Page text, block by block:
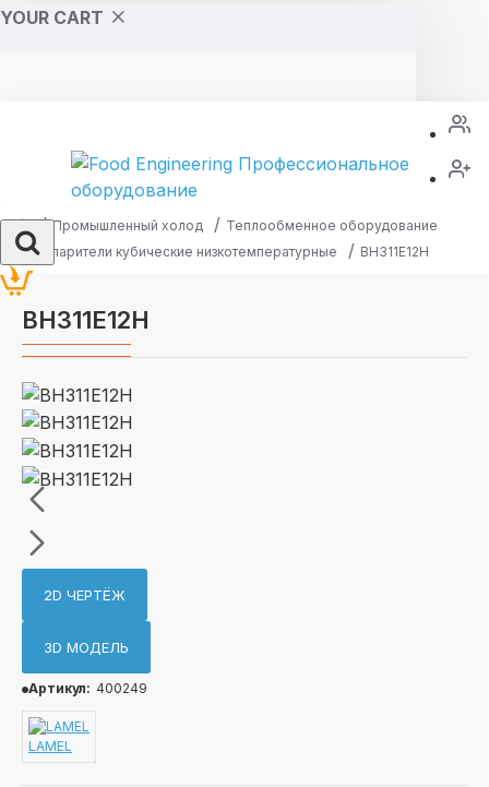
YOUR CART
Промышленный холод
Теплообменное оборудование
Испарители кубические низкотемпературные
BH311E12H
BH311E12H
2D ЧЕРТЁЖ
3D МОДЕЛЬ
Артикул: 400249
LAMEL